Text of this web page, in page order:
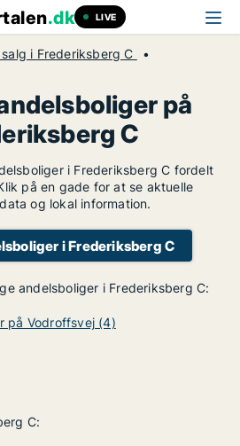
.dk LIVE
i Frederiksberg C
på
C
i Frederiksberg C fordelt
på en gade for at se aktuelle
og lokal information.
i Frederiksberg C
andelsboliger i Frederiksberg C:
på Vodroffsvej (4)
C: